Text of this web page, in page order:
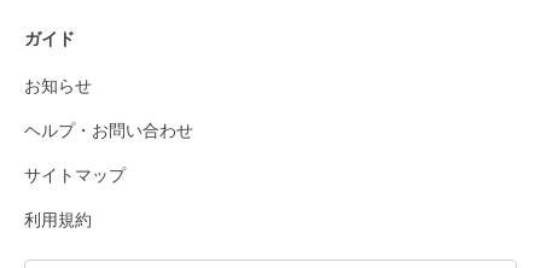
ガイド
お知らせ
ヘルプ・お問い合わせ
サイトマップ
利用規約